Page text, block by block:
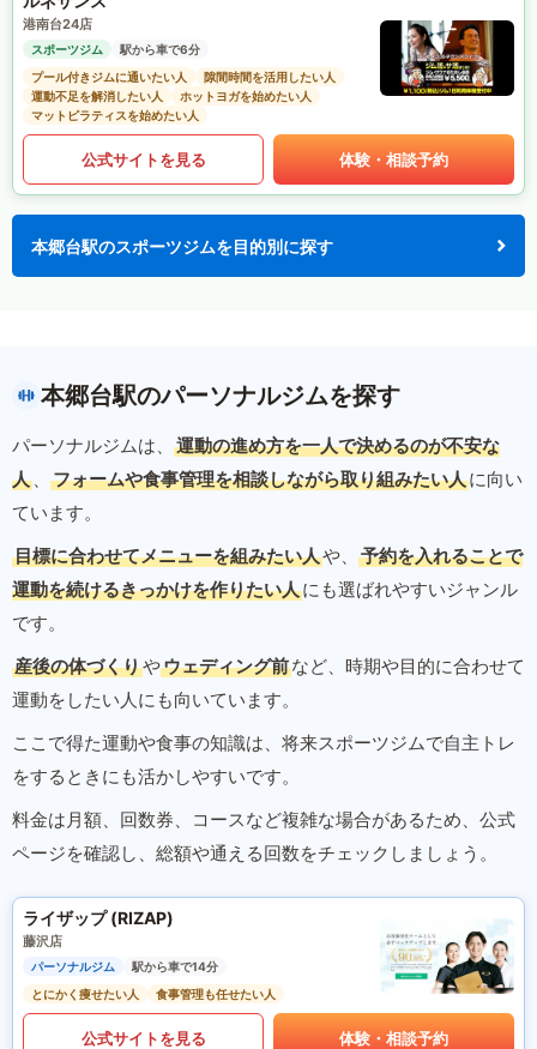
港南台24店
スポーツジム
駅から車で6分
プール付きジムに通いたい人
隙間時間を活用したい人
運動不足を解消したい人
ホットヨガを始めたい人
マットピラティスを始めたい人
公式サイトを見る 体験・相談予約
本郷台駅のスポーツジムを目的別に探す
本郷台駅のパーソナルジムを探す
パーソナルジムは、
運動の進め方を一人で決めるのが不安な
人 、 フォームや食事管理を相談しながら取り組みたい人に向い
ています。
目標に合わせてメニューを組みたい人や、
予約を入れることで
運動を続けるきっかけを作りたい人にも選ばれやすいジャンル
です。
産後の体づくりやウェディング前など、時期や目的に合わせて
運動をしたい人にも向いています。
ここで得た運動や食事の知識は、将来スポーツジムで自主トレ
をするときにも活かしやすいです。
料金は月額、回数券、コースなど複雑な場合があるため、公式
ページを確認し、総額や通える回数をチェックしましょう。
ライザップ (RIZAP)
藤沢店
パーソナルジム
駅から車で14分
とにかく痩せたい人
食事管理も任せたい人
公式サイトを見る 体験・相談予約